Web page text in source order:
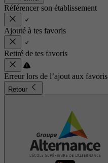
Référencer son établissement
Ajouté à tes favoris
Retiré de tes favoris
Erreur lors de l’ajout aux favoris
Retour